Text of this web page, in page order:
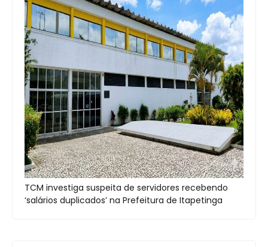
TCM investiga suspeita de servidores recebendo
‘salários duplicados’ na Prefeitura de Itapetinga